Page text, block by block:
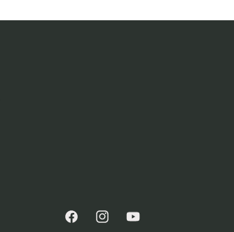
FacebookInstagramYouTube